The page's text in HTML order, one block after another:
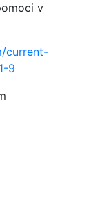
v
current-
9